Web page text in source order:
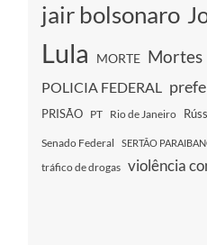
jair bolsonaro
Lula MORTE Mortes
POLICIA FEDERAL
PRISÃO PT Rio de Janeiro
Senado Federal SERTÃO
tráfico de drogas violência